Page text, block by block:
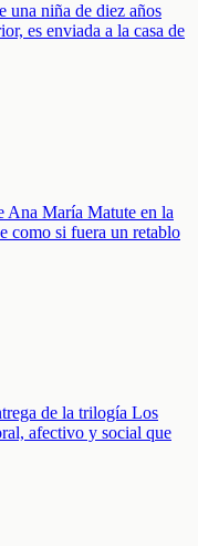
una niña de diez años
es enviada a la casa de
Ana María Matute en la
como si fuera un retablo
de la trilogía Los
afectivo y social que